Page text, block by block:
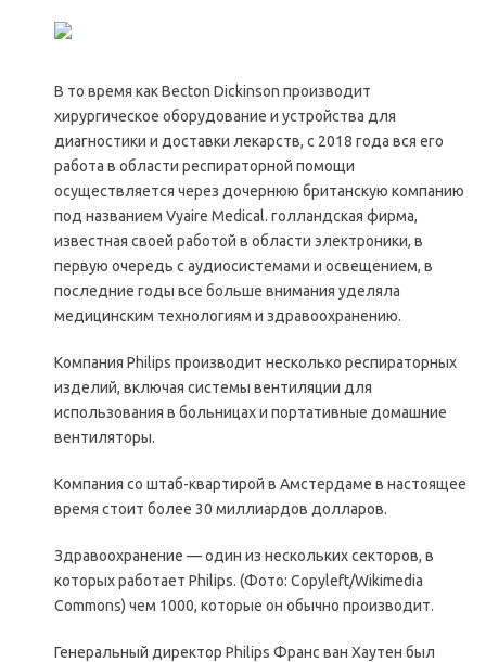
В то время как Becton Dickinson производит
хирургическое оборудование и устройства для
диагностики и доставки лекарств, с 2018 года вся его
работа в области респираторной помощи
осуществляется через дочернюю британскую компанию
под названием Vyaire Medical. голландская фирма,
известная своей работой в области электроники, в
первую очередь с аудиосистемами и освещением, в
последние годы все больше внимания уделяла
медицинским технологиям и здравоохранению.
Компания Philips производит несколько респираторных
изделий, включая системы вентиляции для
использования в больницах и портативные домашние
вентиляторы.
Компания со штаб-квартирой в Амстердаме в настоящее
время стоит более 30 миллиардов долларов.
Здравоохранение — один из нескольких секторов, в
которых работает Philips. (Фото: Copyleft/Wikimedia
Commons) чем 1000, которые он обычно производит.
Генеральный директор Philips Франс ван Хаутен был